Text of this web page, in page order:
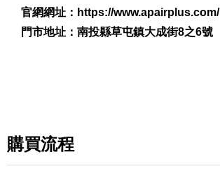
官網網址： https://www.apairplus.com/
門市地址：南投縣草屯鎮大成街8之6號
購買流程